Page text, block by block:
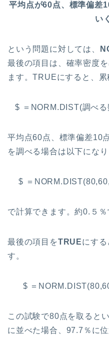
平均点が60点、標準偏差
い
という問題に対しては、
最後の項目は、確率密度
ます。TRUEにすると、累
$ ＝NORM.DIST(調べ
平均点60点、標準偏差10
を調べる場合は以下になり
$ ＝
で計算できます。約0.５％
最後の項目をTRUEにする
す。
$ ＝
この試験で80点を取ると
に並べた場合、97.7％に